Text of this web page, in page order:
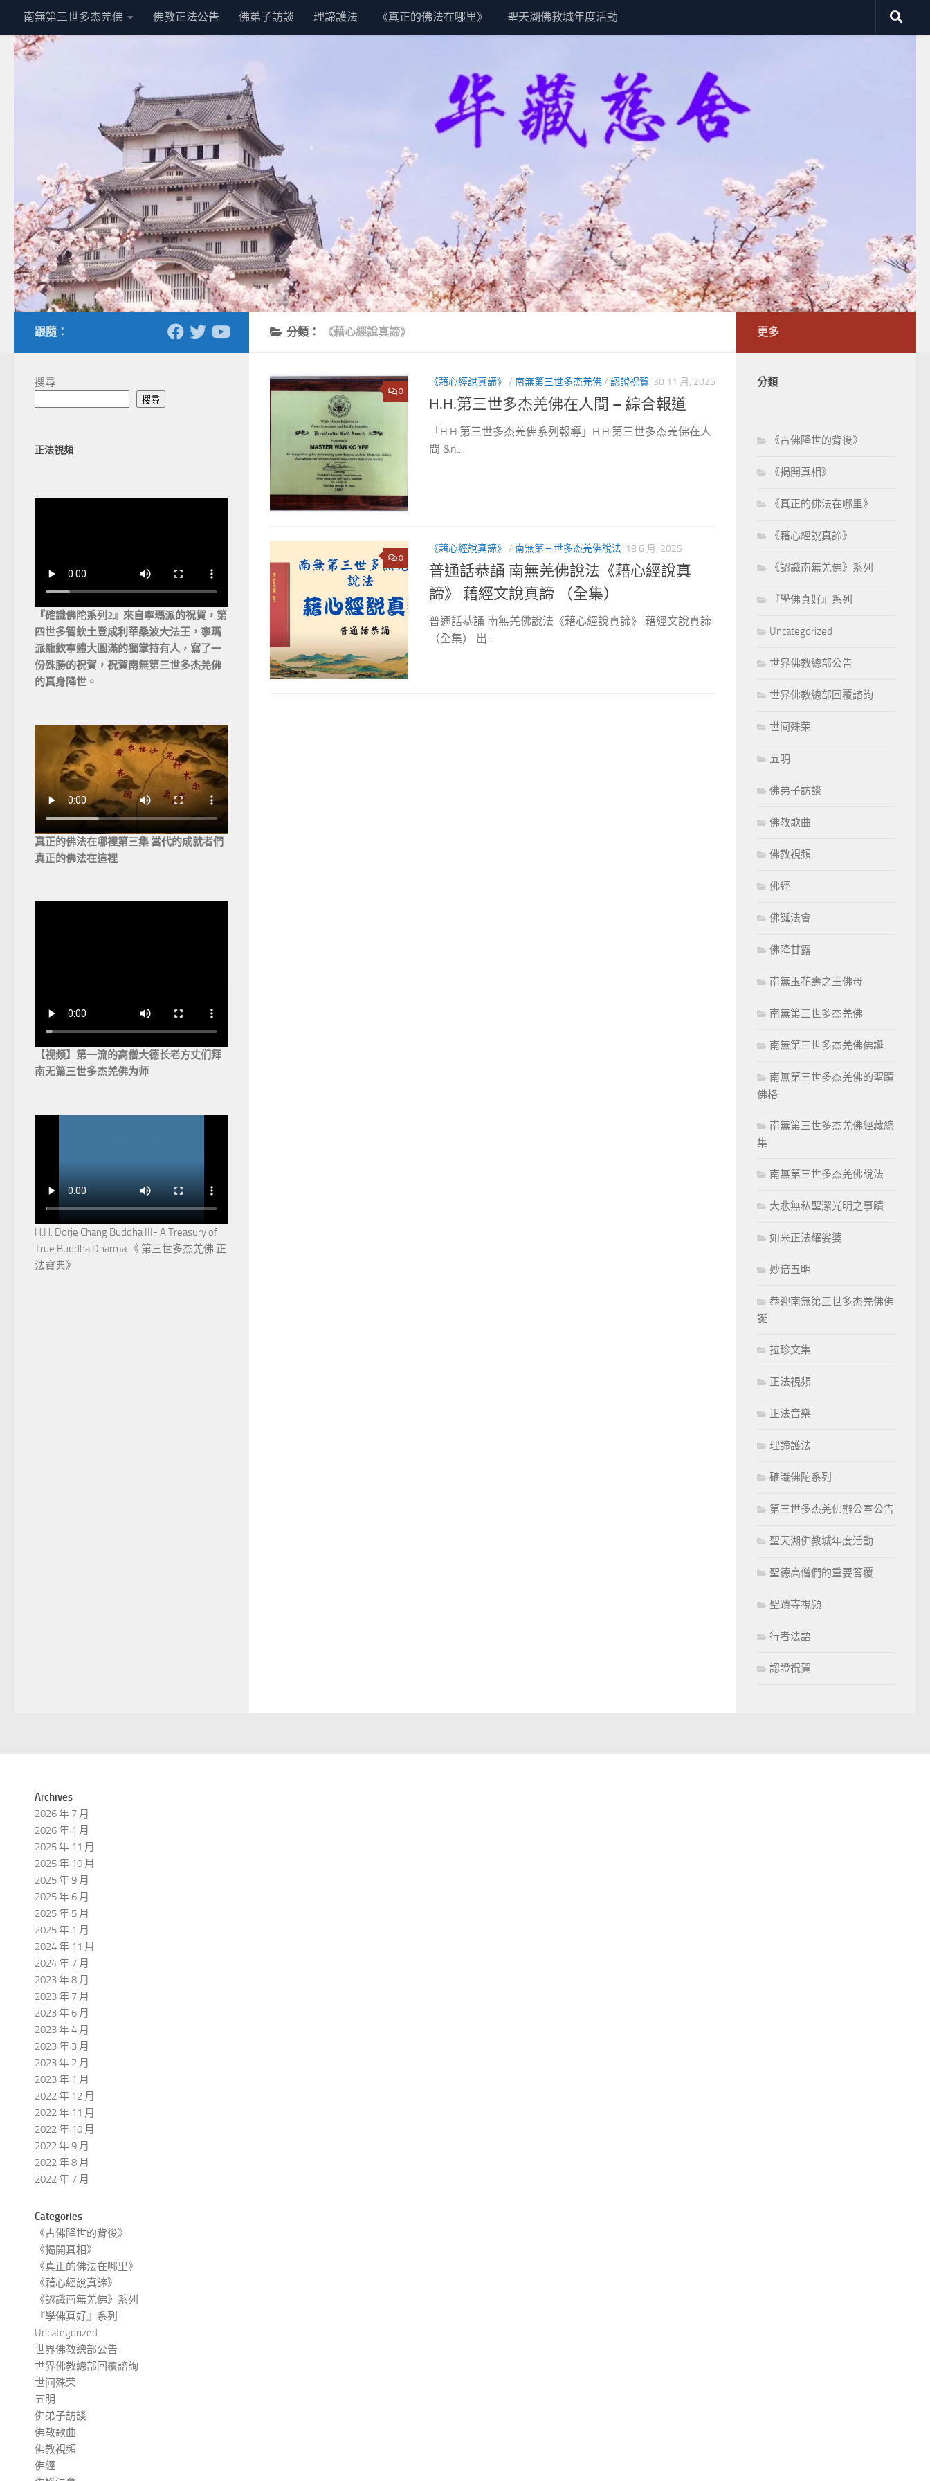
Skip to content
南無第三世多杰羌佛 佛教正法公告 佛弟子訪談 理諦護法 《真正的佛法在哪里》 聖天湖佛教城年度活動
分類： 《藉心經說真諦》
0
《藉心經說真諦》 / 南無第三世多杰羌佛/ 認證祝賀 30 11 月, 2025
H.H.第三世多杰羌佛在人間 – 綜合報道
「H.H.第三世多杰羌佛系列報導」H.H.第三世多杰羌佛在人
間 &n...
0
《藉心經說真諦》 / 南無第三世多杰羌佛說法 18 6 月, 2025
普通話恭誦 南無羌佛說法《藉心經說真
諦》 藉經文說真諦 （全集）
普通話恭誦 南無羌佛說法《藉心經說真諦》 藉經文說真諦
（全集） 出...
跟隨：
搜尋
搜尋
正法視頻
『確識佛陀系列2』來自寧瑪派的祝賀，第
四世多智欽土登成利華桑波大法王，寧瑪
派龍欽寧體大圓滿的獨掌持有人，寫了一
份殊勝的祝賀，祝賀南無第三世多杰羌佛
的真身降世。
真正的佛法在哪裡第三集 當代的成就者們
真正的佛法在這裡
【视频】第一流的高僧大德长老方丈们拜
南无第三世多杰羌佛为师
H.H. Dorje Chang Buddha III- A Treasury of
True Buddha Dharma 《 第三世多杰羌佛 正
法寶典》
更多
分類
《古佛降世的背後》
《揭開真相》
《真正的佛法在哪里》
《藉心經說真諦》
《認識南無羌佛》系列
『學佛真好』系列
Uncategorized
世界佛教總部公告
世界佛教總部回覆諮詢
世间殊荣
五明
佛弟子訪談
佛教歌曲
佛教視頻
佛經
佛誕法會
佛降甘露
南無玉花壽之王佛母
南無第三世多杰羌佛
南無第三世多杰羌佛佛誕
南無第三世多杰羌佛的聖蹟
佛格
南無第三世多杰羌佛經藏總
集
南無第三世多杰羌佛說法
大悲無私聖潔光明之事蹟
如来正法耀娑婆
妙谙五明
恭迎南無第三世多杰羌佛佛
誕
拉珍文集
正法視頻
正法音樂
理諦護法
確識佛陀系列
第三世多杰羌佛辦公室公告
聖天湖佛教城年度活動
聖德高僧們的重要答覆
聖蹟寺視頻
行者法語
認證祝賀
Archives
2026 年 7 月
2026 年 1 月
2025 年 11 月
2025 年 10 月
2025 年 9 月
2025 年 6 月
2025 年 5 月
2025 年 1 月
2024 年 11 月
2024 年 7 月
2023 年 8 月
2023 年 7 月
2023 年 6 月
2023 年 4 月
2023 年 3 月
2023 年 2 月
2023 年 1 月
2022 年 12 月
2022 年 11 月
2022 年 10 月
2022 年 9 月
2022 年 8 月
2022 年 7 月
Categories
《古佛降世的背後》
《揭開真相》
《真正的佛法在哪里》
《藉心經說真諦》
《認識南無羌佛》系列
『學佛真好』系列
Uncategorized
世界佛教總部公告
世界佛教總部回覆諮詢
世间殊荣
五明
佛弟子訪談
佛教歌曲
佛教視頻
佛經